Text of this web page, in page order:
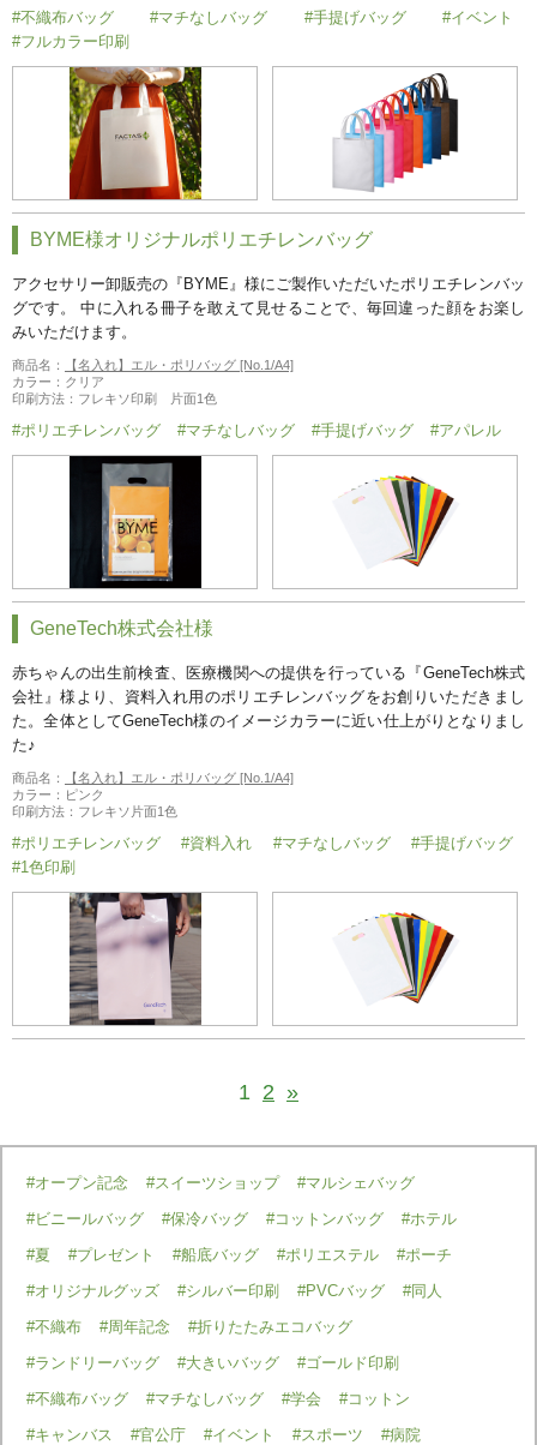
#不織布バッグ #マチなしバッグ #手提げバッグ
#イベント
#フルカラー印刷
BYME様オリジナルポリエチレンバッグ
アクセサリー卸販売の『BYME』様にご製作いただいたポリエチレンバッ
グです。 中に入れる冊子を敢えて見せることで、毎回違った顔をお楽し
みいただけます。
商品名：
【名入れ】エル・ポリバッグ [No.1/A4]
カラー：クリア
印刷方法：フレキソ印刷 片面1色
#ポリエチレンバッグ #マチなしバッグ #手提げバッグ #アパレル
GeneTech株式会社様
赤ちゃんの出生前検査、医療機関への提供を行っている『GeneTech株式
会社』様より、資料入れ用のポリエチレンバッグをお創りいただきまし
た。全体としてGeneTech様のイメージカラーに近い仕上がりとなりまし
た♪
商品名：
【名入れ】エル・ポリバッグ [No.1/A4]
カラー：ピンク
印刷方法：フレキソ片面1色
#ポリエチレンバッグ #資料入れ #マチなしバッグ
#手提げバッグ
#1色印刷
1 2 »
#オープン記念 #スイーツショップ
#マルシェバッグ
#ビニールバッグ
#保冷バッグ #コットンバッグ
#ホテル
#夏
#プレゼント #船底バッグ #ポリエステル
#ポーチ
#オリジナルグッズ
#シルバー印刷 #PVCバッグ
#同人
#不織布
#周年記念
#折りたたみエコバッグ
#ランドリーバッグ
#大きいバッグ
#ゴールド印刷
#不織布バッグ
#マチなしバッグ #学会
#コットン
#キャンバス
#官公庁 #イベント #スポーツ
#病院